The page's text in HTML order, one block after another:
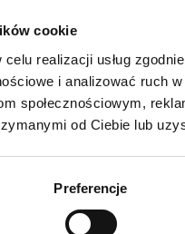
cookie
realizacji usług
i analizować ruch
społecznościowym,
od Ciebie lub
Preferencje